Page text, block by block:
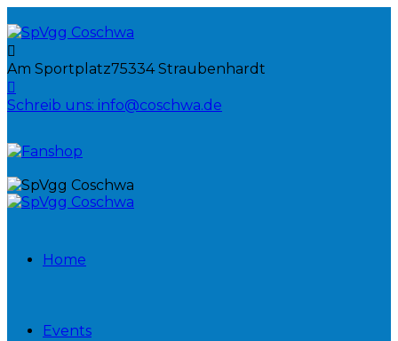
Am Sportplatz75334 Straubenhardt
Schreib uns: info@coschwa.de
Home
Events